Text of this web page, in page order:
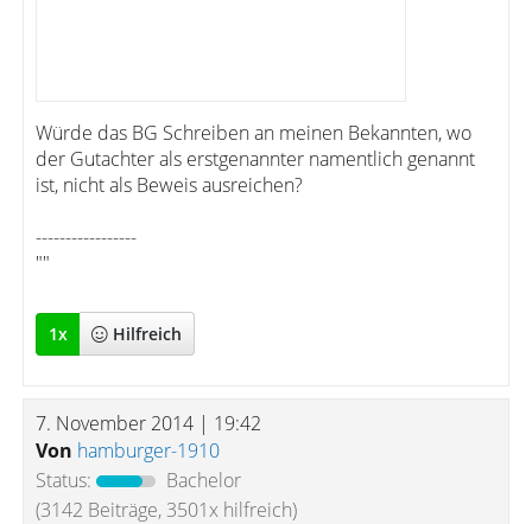
Würde das BG Schreiben an meinen Bekannten, wo
der Gutachter als erstgenannter namentlich genannt
ist, nicht als Beweis ausreichen?
-----------------
""
1x Hilfreich
7. November 2014 | 19:42
Von hamburger-1910
Status:
Bachelor
(3142 Beiträge, 3501x hilfreich)